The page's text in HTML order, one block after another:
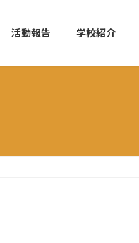
活動報告 学校紹介